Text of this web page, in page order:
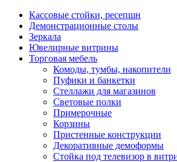
Кассовые стойки, ресепшн
Демонстрационные столы
Зеркала
Ювелирные витрины
Торговая мебель
Комоды, тумбы, накопители
Пуфики и банкетки
Стеллажи для магазинов
Световые полки
Примерочные
Корзины
Пристенные конструкции
Декоративные демоформы
Стойка под телевизор в